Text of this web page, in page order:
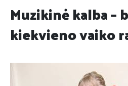
Muzikinė kalba –
kiekvieno vaiko